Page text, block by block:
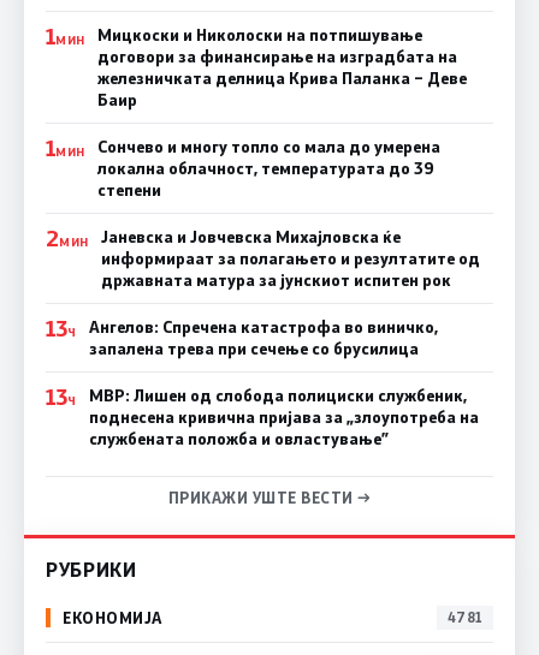
1МИН
Мицкоски и Николоски на потпишување
договори за финансирање на изградбата на
железничката делница Крива Паланка – Деве
Баир
1МИН
Сончево и многу топло со мала до умерена
локална облачност, температурата до 39
степени
2МИН
Јаневска и Јовчевска Михајловска ќе
информираат за полагањето и резултатите од
државната матура за јунскиот испитен рок
13Ч
Ангелов: Спречена катастрофа во виничко,
запалена трева при сечење со брусилица
13Ч
МВР: Лишен од слобода полициски службеник,
поднесена кривична пријава за „злоупотреба на
службената положба и овластување”
ПРИКАЖИ УШТЕ ВЕСТИ →
РУБРИКИ
ЕКОНОМИЈА 4781